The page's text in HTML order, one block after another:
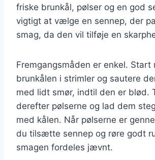
friske brunkål, pølser og en god
vigtigt at vælge en sennep, der
smag, da den vil tilføje en
Fremgangsmåden er enkel.
brunkålen i strimler og sautere
med lidt smør, indtil den er blød.
derefter pølserne og lad dem
med kålen. Når pølserne er
du tilsætte sennep og røre godt
smagen fordeles jævnt.